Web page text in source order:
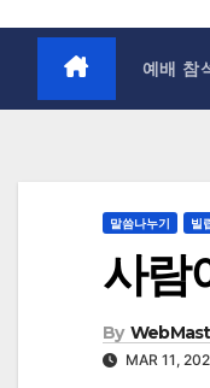
예배 참
말씀나누기 빌
사람
By
MAR 11,